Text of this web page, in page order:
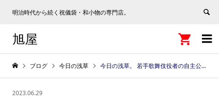
明治時代から続く祝儀袋・和小物の専門店。

旭屋 
ブログ 今日の浅草 今日の浅草。 若手歌舞伎役者の自主公演が続く浅草公会堂。浅草は歌舞伎役者若手の聖地になってきたかも。 明日6/30〜7/2は成駒屋浅草公演「神谷町歌舞伎」です。公会堂前に役者の名前が書かれたのぼり旗が立ち、準備万端のようです。 #歌舞伎 #成駒屋 #マナーを守って楽しい街歩き #浅草 #asakusa #tokyo #japan #江戸文化の街�https://e-asakusa.jp
2023.06.29